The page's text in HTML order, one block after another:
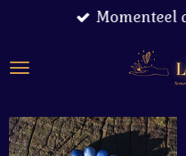
naar
Momenteel